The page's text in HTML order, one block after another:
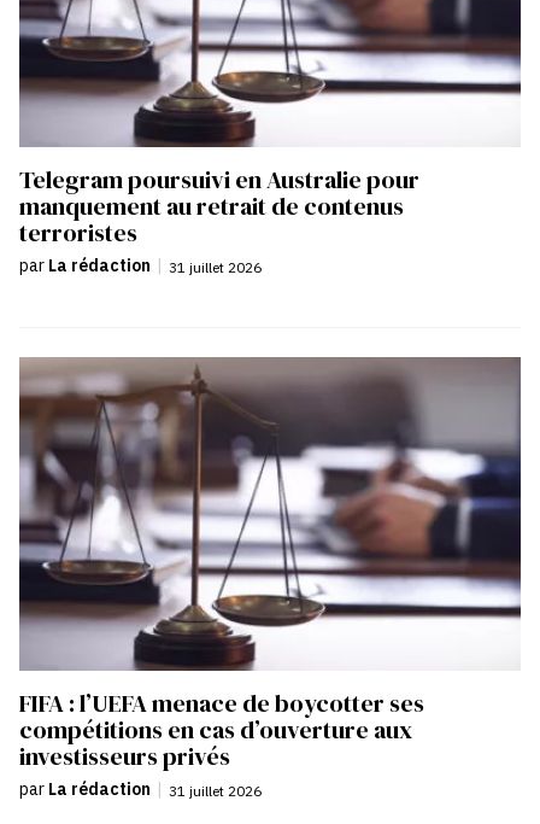
Telegram poursuivi en Australie pour
manquement au retrait de contenus
terroristes
par La rédaction | 31 juillet 2026
FIFA : l’UEFA menace de boycotter ses
compétitions en cas d’ouverture aux
investisseurs privés
par La rédaction | 31 juillet 2026